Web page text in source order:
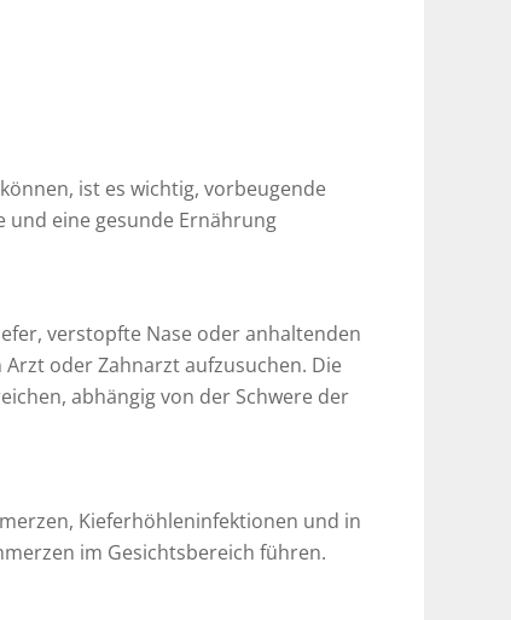
ist es wichtig, vorbeugende
und eine gesunde Ernährung
verstopfte Nase oder anhaltenden
oder Zahnarzt aufzusuchen. Die
abhängig von der Schwere der
Kieferhöhleninfektionen und in
im Gesichtsbereich führen.